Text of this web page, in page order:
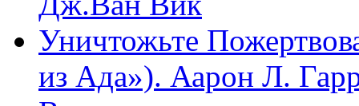
Уничтожьте
из Ада»). Аарон Л.